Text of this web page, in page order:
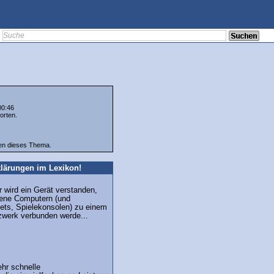
dieses Thema.
im Lexikon!
wird ein Gerät verstanden,
Computern (und
Spielekonsolen) zu einem
verbunden werde...
schnelle